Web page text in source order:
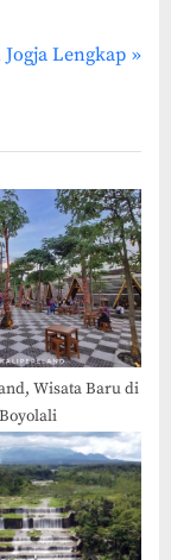
Lengkap
Wisata Baru di
Boyolali